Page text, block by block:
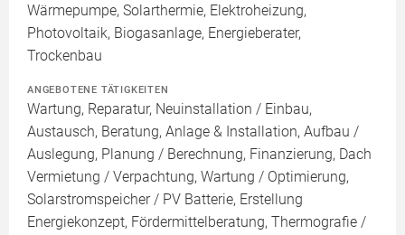
Wärmepumpe, Solarthermie, Elektroheizung,
Photovoltaik, Biogasanlage, Energieberater,
Trockenbau
ANGEBOTENE TÄTIGKEITEN
Wartung, Reparatur, Neuinstallation / Einbau,
Austausch, Beratung, Anlage & Installation, Aufbau /
Auslegung, Planung / Berechnung, Finanzierung, Dach
Vermietung / Verpachtung, Wartung / Optimierung,
Solarstromspeicher / PV Batterie, Erstellung
Energiekonzept, Fördermittelberatung, Thermografie /